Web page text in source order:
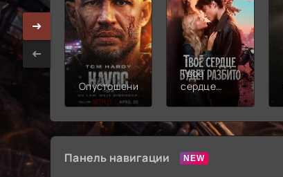
Опустошение
Твоё
сердце
Панель навигации